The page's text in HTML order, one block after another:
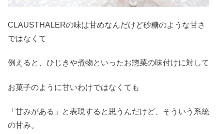
CLAUSTHALERの味は甘めなんだけど砂糖のような甘さ
ではなくて
例えると、ひじきや煮物といったお惣菜の味付けに対して
お菓子のように甘いわけではなくても
「甘みがある」と表現すると思うんだけど、そういう系統
の甘み。